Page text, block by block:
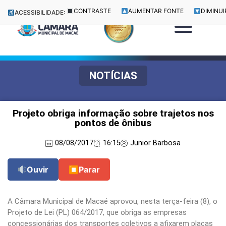
ACESSIBILIDADE: CONTRASTE AUMENTAR FONTE
NOTÍCIAS
Projeto obriga informação sobre trajetos nos
pontos de ônibus
08/08/2017 16:15 Junior Barbosa
Ouvir ⏹ Parar
A Câmara Municipal de Macaé aprovou, nesta terça-feira (8), o
Projeto de Lei (PL) 064/2017, que obriga as empresas
concessionárias dos transportes coletivos a afixarem placas